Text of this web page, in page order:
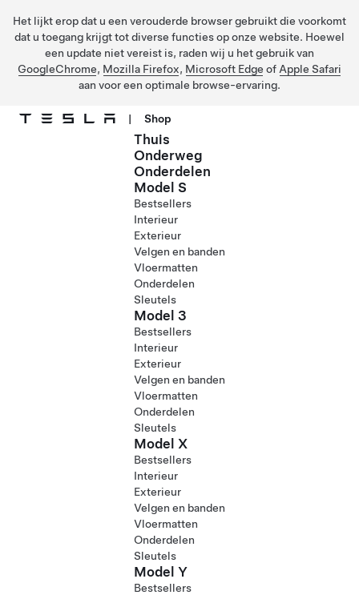
Het lijkt erop dat u een verouderde browser gebruikt die voorkomt
dat u toegang krijgt tot diverse functies op onze website. Hoewel
een update niet vereist is, raden wij u het gebruik van
GoogleChrome, Mozilla Firefox, Microsoft Edge of Apple Safari
aan voor een optimale browse-ervaring.
| Shop
Thuis
Onderweg
Onderdelen
Model S
Bestsellers
Interieur
Exterieur
Velgen en banden
Vloermatten
Onderdelen
Sleutels
Model 3
Bestsellers
Interieur
Exterieur
Velgen en banden
Vloermatten
Onderdelen
Sleutels
Model X
Bestsellers
Interieur
Exterieur
Velgen en banden
Vloermatten
Onderdelen
Sleutels
Model Y
Bestsellers